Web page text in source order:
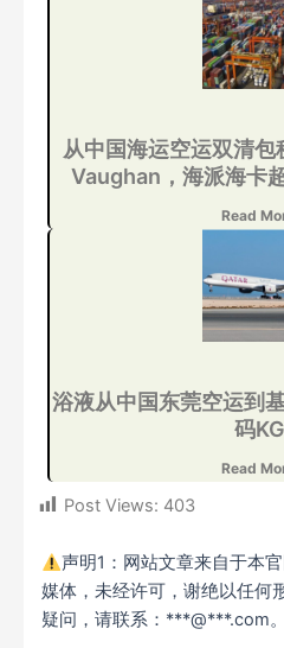
从中国海运空运双清
Vaughan，海派海卡
Read
浴液从中国东莞空运到
码
Read
Post Views: 403
声明1：网站文章来自于本
媒体，未经许可，谢绝以任何
疑问，请联系：***@***.com。